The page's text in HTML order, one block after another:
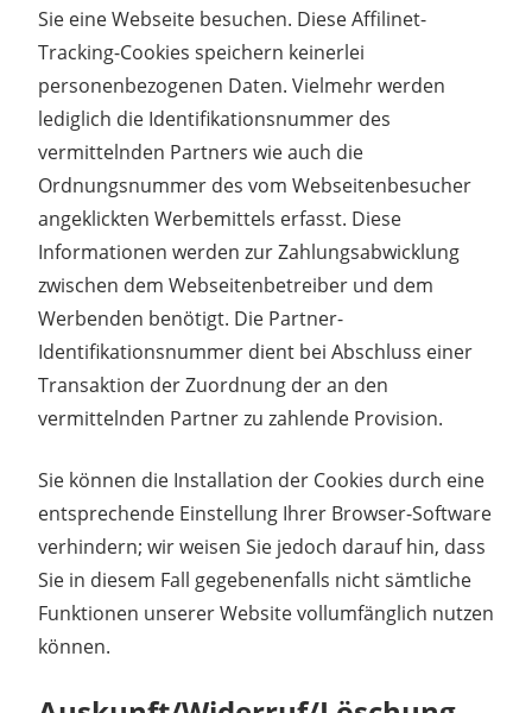
Sie eine Webseite besuchen. Diese Affilinet-
Tracking-Cookies speichern keinerlei
personenbezogenen Daten. Vielmehr werden
lediglich die Identifikationsnummer des
vermittelnden Partners wie auch die
Ordnungsnummer des vom Webseitenbesucher
angeklickten Werbemittels erfasst. Diese
Informationen werden zur Zahlungsabwicklung
zwischen dem Webseitenbetreiber und dem
Werbenden benötigt. Die Partner-
Identifikationsnummer dient bei Abschluss einer
Transaktion der Zuordnung der an den
vermittelnden Partner zu zahlende Provision.
Sie können die Installation der Cookies durch eine
entsprechende Einstellung Ihrer Browser-Software
verhindern; wir weisen Sie jedoch darauf hin, dass
Sie in diesem Fall gegebenenfalls nicht sämtliche
Funktionen unserer Website vollumfänglich nutzen
können.